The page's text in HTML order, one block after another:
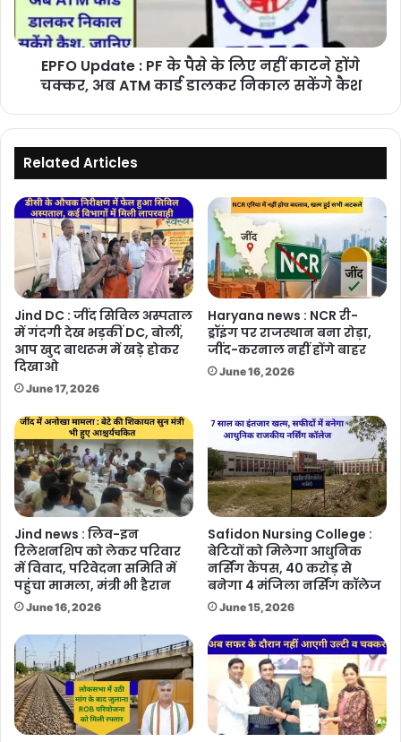
लिए
नहीं
कार्ड
डालकर
निकाल
सकेंगे
EPFO Update : PF के पैसे के लिए नहीं काटने होंगे
चक्कर, अब ATM कार्ड डालकर निकाल सकेंगे कैश
Related Articles
Jind DC : जींद सिविल अस्पताल
में गंदगी देख भड़कीं DC, बोलीं,
आप खुद बाथरूम में खड़े होकर
दिखाओ
June 17, 2026
Haryana news : NCR री-
ड्रॉइंग पर राजस्थान बना रोड़ा,
जींद-करनाल नहीं होंगे बाहर
June 16, 2026
Jind news : लिव-इन
रिलेशनशिप को लेकर परिवार
में विवाद, परिवेदना समिति में
पहुंचा मामला, मंत्री भी हैरान
June 16, 2026
Safidon Nursing College :
बेटियों को मिलेगा आधुनिक
नर्सिंग कैंपस, 40 करोड़ से
बनेगा 4 मंजिला नर्सिंग कॉलेज
June 15, 2026